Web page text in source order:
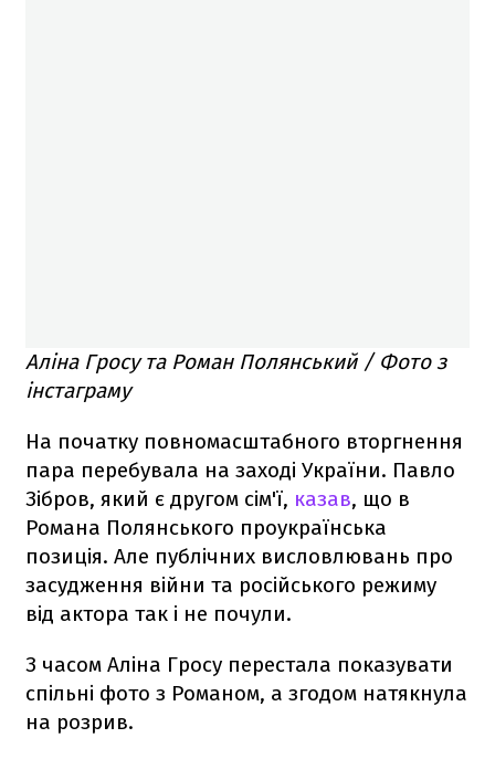
Аліна Гросу та Роман Полянський / Фото з
інстаграму
На початку повномасштабного вторгнення
пара перебувала на заході України. Павло
Зібров, який є другом сім'ї, казав, що в
Романа Полянського проукраїнська
позиція. Але публічних висловлювань про
засудження війни та російського режиму
від актора так і не почули.
З часом Аліна Гросу перестала показувати
спільні фото з Романом, а згодом натякнула
на розрив.